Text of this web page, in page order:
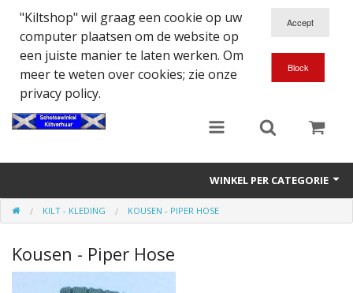
"Kiltshop" wil graag een cookie op uw
computer plaatsen om de website op
een juiste manier te laten werken. Om
meer te weten over cookies; zie onze
privacy policy.
WINKEL PER CATEGORIE
Accessoires
Doedelzakspeler
Eten en Drinken
KILT - KLEDING KOUSEN - PIPER HOSE
Kousen - Piper Hose